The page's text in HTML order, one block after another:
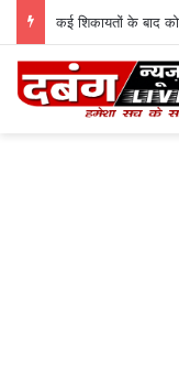
कई शिकायतों के बाद